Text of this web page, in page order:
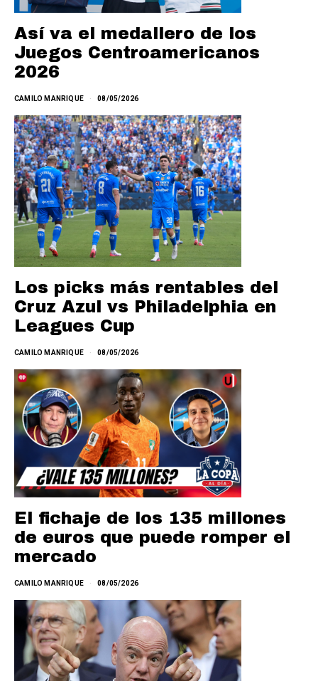
Así va el medallero de los
Juegos Centroamericanos
2026
CAMILO MANRIQUE 08/05/2026
Los picks más rentables del
Cruz Azul vs Philadelphia en
Leagues Cup
CAMILO MANRIQUE 08/05/2026
El fichaje de los 135 millones
de euros que puede romper el
mercado
CAMILO MANRIQUE 08/05/2026